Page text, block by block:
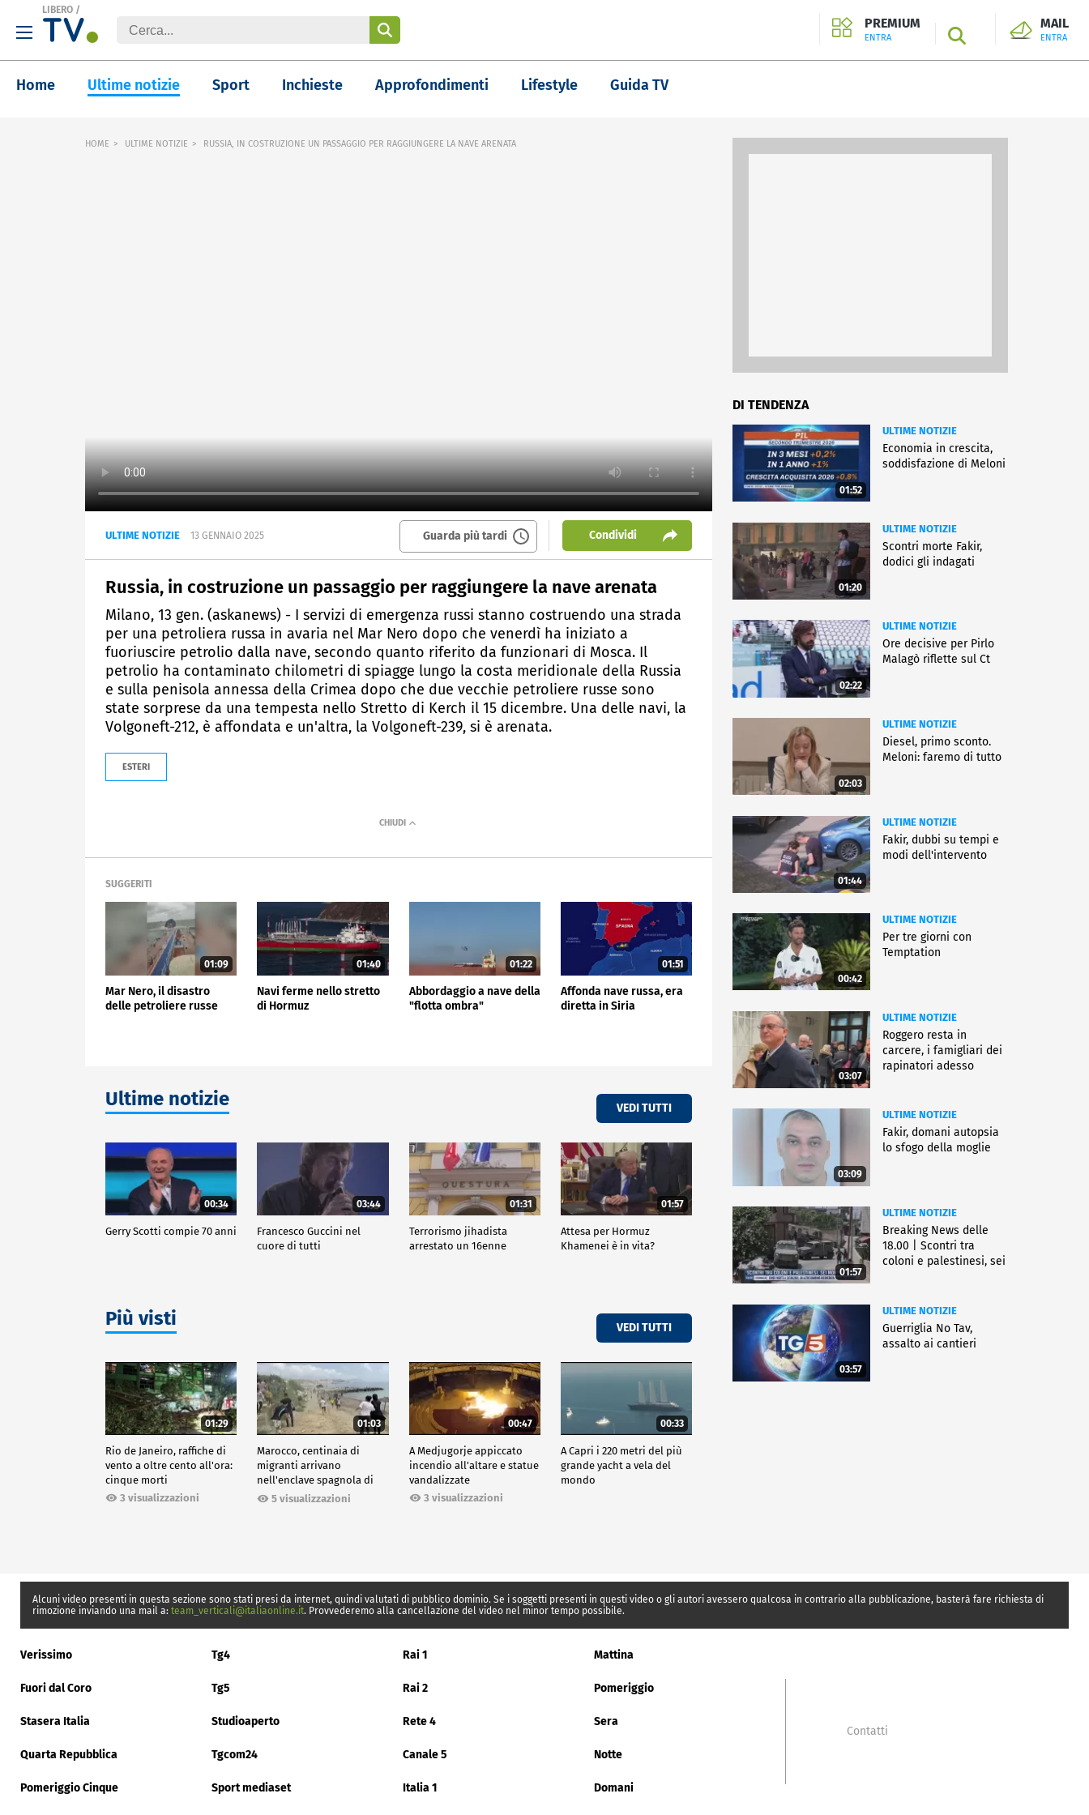
LIBERO /
PREMIUM
ENTRA SEARCH
MAIL
ENTRA
Home Ultime notizie Sport Inchieste Approfondimenti Lifestyle Guida TV
HOME ULTIME NOTIZIE RUSSIA, IN COSTRUZIONE UN PASSAGGIO PER RAGGIUNGERE LA NAVE ARENATA
ULTIME NOTIZIE 13 GENNAIO 2025 Guarda più tardi Condividi
Russia, in costruzione un passaggio per raggiungere la nave arenata
Milano, 13 gen. (askanews) - I servizi di emergenza russi stanno costruendo una strada
per una petroliera russa in avaria nel Mar Nero dopo che venerdì ha iniziato a
fuoriuscire petrolio dalla nave, secondo quanto riferito da funzionari di Mosca. Il
petrolio ha contaminato chilometri di spiagge lungo la costa meridionale della Russia
e sulla penisola annessa della Crimea dopo che due vecchie petroliere russe sono
state sorprese da una tempesta nello Stretto di Kerch il 15 dicembre. Una delle navi, la
Volgoneft-212, è affondata e un'altra, la Volgoneft-239, si è arenata.
ESTERI
SUGGERITI
01:09
Mar Nero, il disastro
delle petroliere russe
01:40
Navi ferme nello stretto
di Hormuz
01:22
Abbordaggio a nave della
"flotta ombra"
01:51
Affonda nave russa, era
diretta in Siria
Ultime notizie VEDI TUTTI
00:34
Gerry Scotti compie 70 anni
03:44
Francesco Guccini nel
cuore di tutti
01:31
Terrorismo jihadista
arrestato un 16enne
01:57
Attesa per Hormuz
Khamenei è in vita?
Più visti VEDI TUTTI
01:29
Rio de Janeiro, raffiche di
vento a oltre cento all'ora:
cinque morti
3 visualizzazioni
01:03
Marocco, centinaia di
migranti arrivano
nell'enclave spagnola di
Ceuta5 visualizzazioni
00:47
A Medjugorje appiccato
incendio all'altare e statue
vandalizzate
3 visualizzazioni
00:33
A Capri i 220 metri del più
grande yacht a vela del
mondo
DI TENDENZA
01:52
ULTIME NOTIZIE
Economia in crescita,
soddisfazione di Meloni
01:20
ULTIME NOTIZIE
Scontri morte Fakir,
dodici gli indagati
02:22
ULTIME NOTIZIE
Ore decisive per Pirlo
Malagò riflette sul Ct
02:03
ULTIME NOTIZIE
Diesel, primo sconto.
Meloni: faremo di tutto
01:44
ULTIME NOTIZIE
Fakir, dubbi su tempi e
modi dell'intervento
00:42
ULTIME NOTIZIE
Per tre giorni con
Temptation
03:07
ULTIME NOTIZIE
Roggero resta in
carcere, i famigliari dei
rapinatori adesso
03:09
ULTIME NOTIZIE
Fakir, domani autopsia
lo sfogo della moglie
01:57
ULTIME NOTIZIE
Breaking News delle
18.00 | Scontri tra
coloni e palestinesi, sei
03:57
ULTIME NOTIZIE
Guerriglia No Tav,
assalto ai cantieri
Alcuni video presenti in questa sezione sono stati presi da internet, quindi valutati di pubblico dominio. Se i soggetti presenti in questi video o gli autori avessero qualcosa in contrario alla pubblicazione, basterà fare richiesta di
rimozione inviando una mail a: team_verticali@italiaonline.it. Provvederemo alla cancellazione del video nel minor tempo possibile.
Verissimo Tg4 Rai 1 Mattina
Fuori dal Coro Tg5 Rai 2 Pomeriggio
Stasera Italia Studioaperto Rete 4 Sera
Quarta Repubblica Tgcom24 Canale 5 Notte
Pomeriggio Cinque Sport mediaset Italia 1 Domani
Contatti